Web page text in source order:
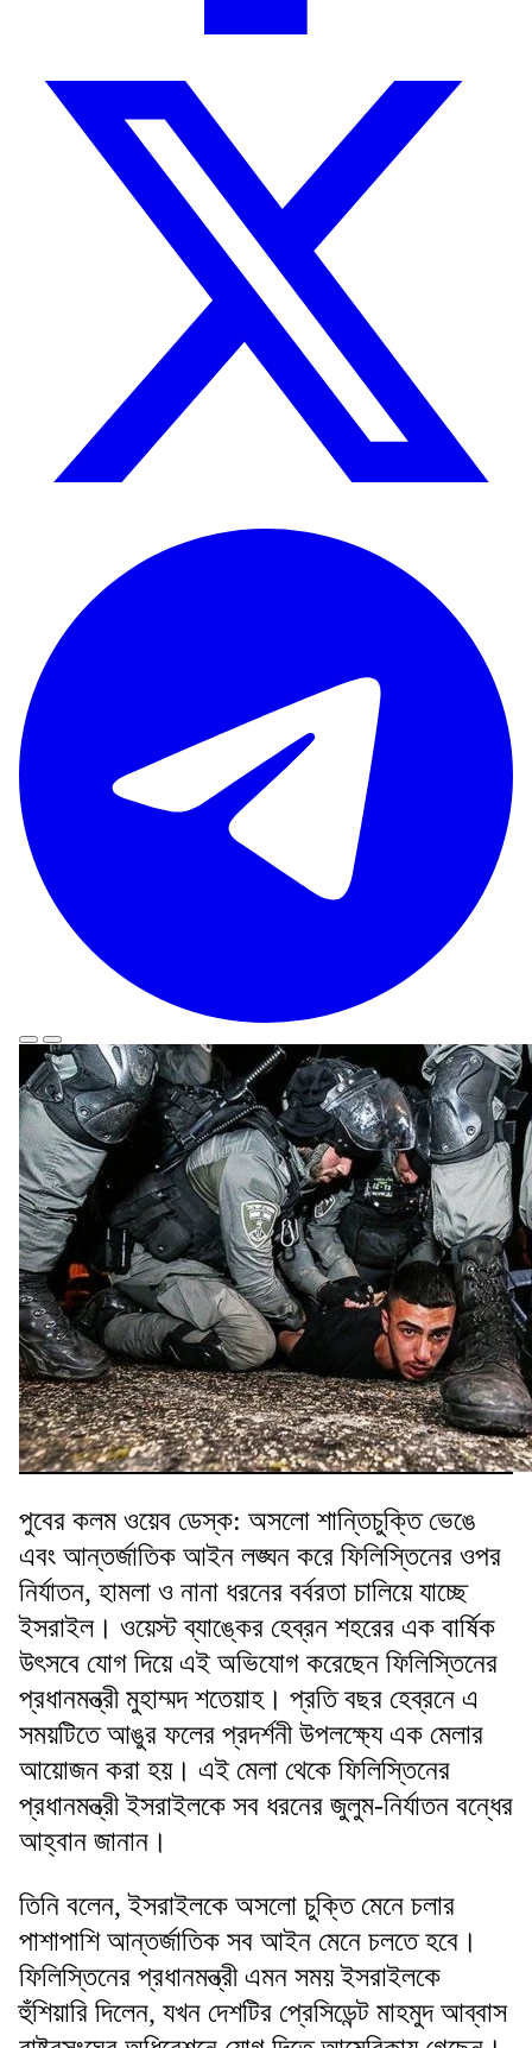
পুবের কলম ওয়েব ডেস্ক: অসলো শান্তিচুক্তি ভেঙে
এবং আন্তর্জাতিক আইন লঙ্ঘন করে ফিলিস্তিনের ওপর
নির্যাতন, হামলা ও নানা ধরনের বর্বরতা চালিয়ে যাচ্ছে
ইসরাইল। ওয়েস্ট ব্যাঙ্কের হেব্রন শহরের এক বার্ষিক
উৎসবে যোগ দিয়ে এই অভিযোগ করেছেন ফিলিস্তিনের
প্রধানমন্ত্রী মুহাম্মদ শতেয়াহ। প্রতি বছর হেব্রনে এ
সময়টিতে আঙুর ফলের প্রদর্শনী উপলক্ষ্যে এক মেলার
আয়োজন করা হয়। এই মেলা থেকে ফিলিস্তিনের
প্রধানমন্ত্রী ইসরাইলকে সব ধরনের জুলুম-নির্যাতন বন্ধের
আহ্বান জানান।
তিনি বলেন, ইসরাইলকে অসলো চুক্তি মেনে চলার
পাশাপাশি আন্তর্জাতিক সব আইন মেনে চলতে হবে।
ফিলিস্তিনের প্রধানমন্ত্রী এমন সময় ইসরাইলকে
হুঁশিয়ারি দিলেন, যখন দেশটির প্রেসিডেন্ট মাহমুদ আব্বাস